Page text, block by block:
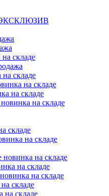
ЭКСКЛЮЗИВ
складе
складе
на складе
на складе
на складе
складе
на складе
новинка на складе
на складе
на складе
складе
на складе